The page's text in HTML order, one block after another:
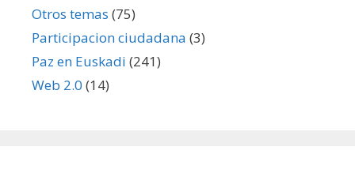
Otros temas (75)
Participacion ciudadana (3)
Paz en Euskadi (241)
Web 2.0 (14)